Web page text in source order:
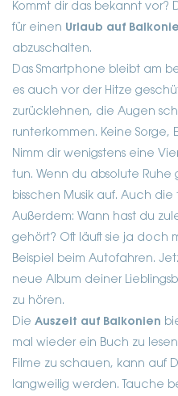
Kommt dir das bekannt vor?
für einen Urlaub auf
abzuschalten.
Das Smartphone bleibt am
es auch vor der Hitze
zurücklehnen, die Augen
runterkommen. Keine Sorge,
Nimm dir wenigstens eine
tun. Wenn du absolute Ruhe
bisschen Musik auf. Auch die
Außerdem: Wann hast du
gehört? Oft läuft sie ja doch
Beispiel beim Autofahren.
neue Album deiner
zu hören.
Die Auszeit auf Balkonien
mal wieder ein Buch zu
Filme zu schauen, kann auf
langweilig werden. Tauche